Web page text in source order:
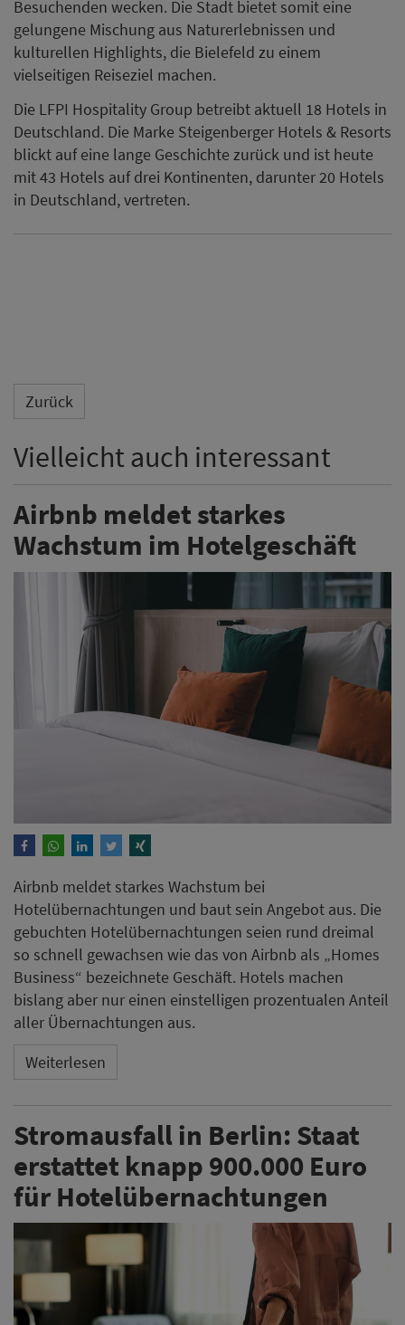
Besuchenden wecken. Die Stadt bietet somit eine
gelungene Mischung aus Naturerlebnissen und
kulturellen Highlights, die Bielefeld zu einem
vielseitigen Reiseziel machen.
Die LFPI Hospitality Group betreibt aktuell 18 Hotels in
Deutschland. Die Marke Steigenberger Hotels & Resorts
blickt auf eine lange Geschichte zurück und ist heute
mit 43 Hotels auf drei Kontinenten, darunter 20 Hotels
in Deutschland, vertreten.
Zurück
Vielleicht auch interessant
Airbnb meldet starkes
Wachstum im Hotelgeschäft
Airbnb meldet starkes Wachstum bei
Hotelübernachtungen und baut sein Angebot aus. Die
gebuchten Hotelübernachtungen seien rund dreimal
so schnell gewachsen wie das von Airbnb als „Homes
Business“ bezeichnete Geschäft. Hotels machen
bislang aber nur einen einstelligen prozentualen Anteil
aller Übernachtungen aus.
Weiterlesen
Stromausfall in Berlin: Staat
erstattet knapp 900.000 Euro
für Hotelübernachtungen